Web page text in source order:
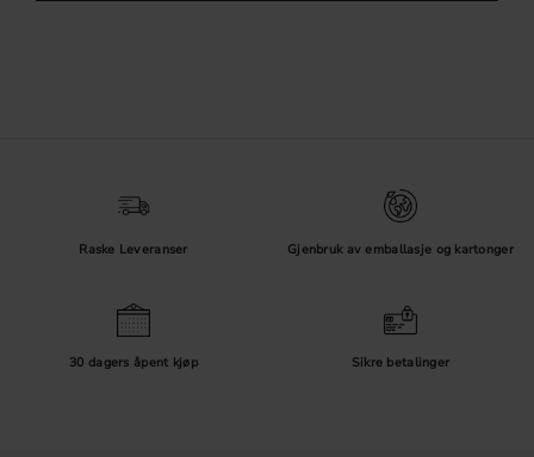
Raske Leveranser Gjenbruk av emballasje og kartonger
30 dagers åpent kjøp Sikre betalinger